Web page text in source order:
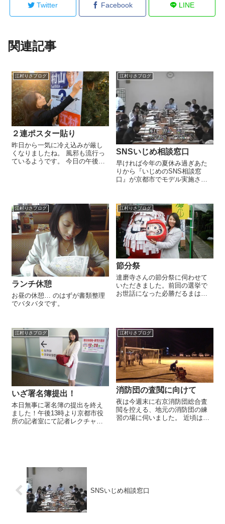
Twitter Facebook LINE
関連記事
江村りさブログ
２連ポスター貼り
昨日から一気に冷え込みが厳し
くなりましたね。 風邪も流行っ
ているようです。 今日の午後は
市内一円...
江村りさブログ
SNSいじめ相談窓口
早ければ今年の夏休み過ぎあた
りから『いじめのSNS相談窓
口』が京都市でモデル実施され
り組みだと思いまして昨日の委
員会でも有効な窓口になるよう
求めました。 「SNSツールの中
の何？...
江村りさブログ
ランチ休憩
お昼の休憩… のはずが書類整理
でバタバタです。
江村りさブログ
節分祭
達磨寺さんの節分祭に伺わせて
いただきました。前回の選挙で
お世話になった必勝だるまは納
産に豆を頂き、てっきり邪気を
追い払うためか...
江村りさブログ
いざ署名簿提出！
本日無事に署名簿の提出を終え
ました！午後13時より京都市役
所の記者室にて記者レクチャー
区 ２９１３...
江村りさブログ
消防団の査閲に向けて
夜は今週末に右京消防団総合査
閲を控える、地元の消防団の練
習の場に伺いました。 近頃は急
SNSいじめ相談窓口